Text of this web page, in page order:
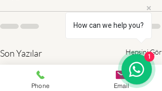
Son Yazılar Hepsini Gör
Phone Email
How can we help you?
1